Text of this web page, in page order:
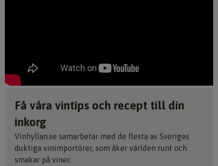
Få våra vintips och recept till din
inkorg
Vinhyllan.se samarbetar med de flesta av Sveriges
duktiga vinimportörer, som åker världen runt och
smakar på viner.